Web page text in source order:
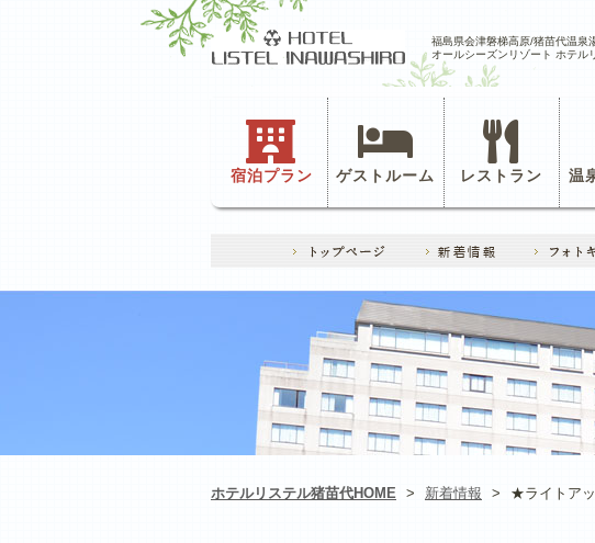
福島県会津磐梯高原/猪苗代温泉
オールシーズンリゾート ホテル
宿泊プラン ゲストルーム レストラン 温
ホテルリステル猪苗代HOME > 新着情報 > ★ライトア